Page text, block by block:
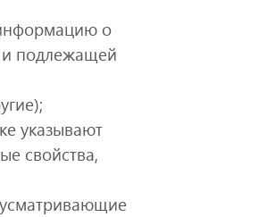
о
и подлежащей
указывают
свойства,